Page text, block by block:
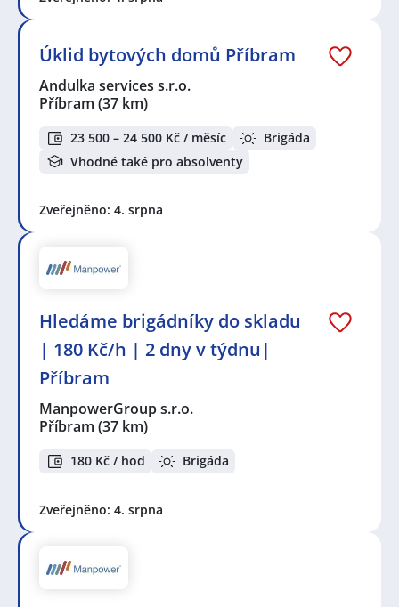
Úklid bytových domů Příbram
Andulka services s.r.o.
Příbram (37 km)
23 500 – 24 500 Kč / měsíc
Brigáda
Vhodné také pro absolventy
Zveřejněno: 4. srpna
Hledáme brigádníky do skladu
| 180 Kč/h | 2 dny v týdnu|
Příbram
ManpowerGroup s.r.o.
Příbram (37 km)
180 Kč / hod Brigáda
Zveřejněno: 4. srpna